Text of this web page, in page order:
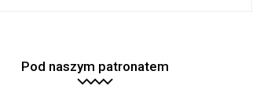
Pod naszym patronatem